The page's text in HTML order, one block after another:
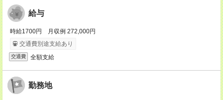
給与
時給1700円 月収例 272,000円
交通費別途支給あり
交通費 全額支給
勤務地